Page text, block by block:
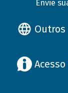
Envie